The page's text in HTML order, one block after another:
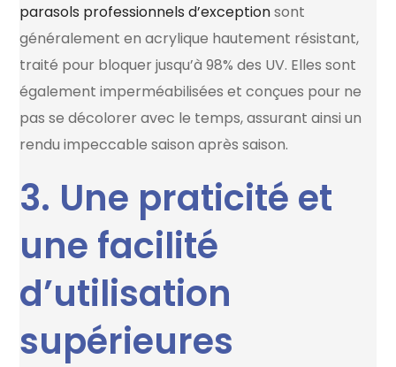
parasols professionnels d’exceptionsont
généralement en acrylique hautement résistant,
traité pour bloquer jusqu’à 98% des UV. Elles sont
également imperméabilisées et conçues pour ne
pas se décolorer avec le temps, assurant ainsi un
rendu impeccable saison après saison.
3. Une praticité et
une facilité
d’utilisation
supérieures